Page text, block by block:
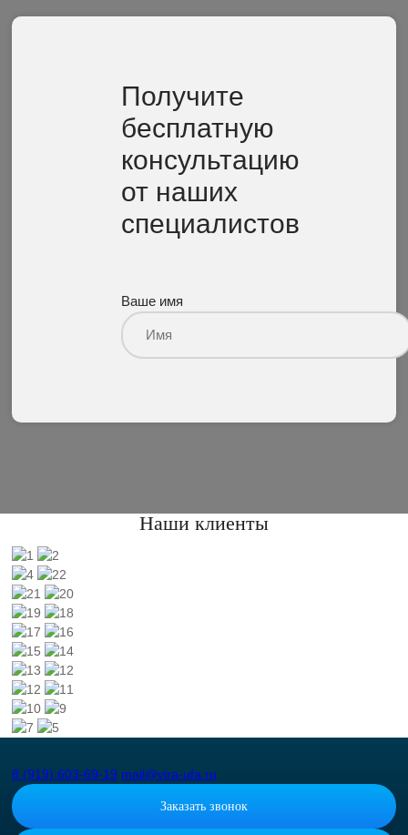
Получите
бесплатную
консультацию
от наших
специалистов
Ваше имя
Наши клиенты
8 (919) 603-69-19 mail@vira-ufa.ru
Заказать звонок